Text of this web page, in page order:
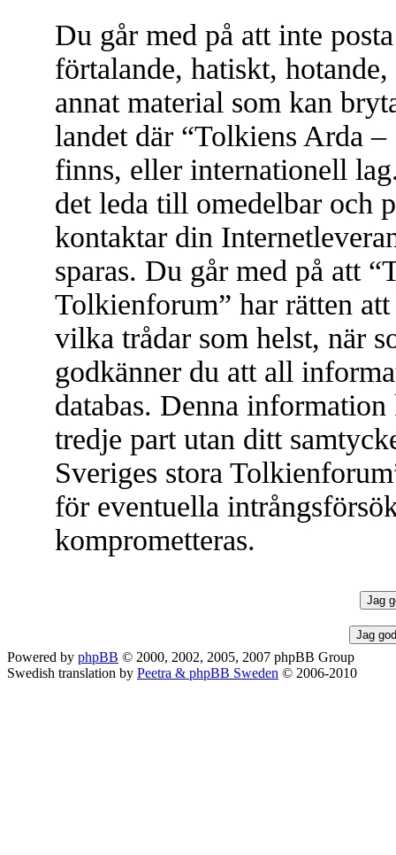
Du går med på att inte
förtalande, hatiskt,
annat material som kan
landet där “Tolkiens Arda
finns, eller internationell
det leda till omedelbar och
kontaktar din
sparas. Du går med på att
Tolkienforum” har rätten
vilka trådar som helst, när
godkänner du att all
databas. Denna
tredje part utan ditt
Sveriges stora
för eventuella
komprometteras.
Powered by phpBB © 2000, 2002, 2005, 2007 phpBB Group
Swedish translation by Peetra & phpBB Sweden © 2006-2010